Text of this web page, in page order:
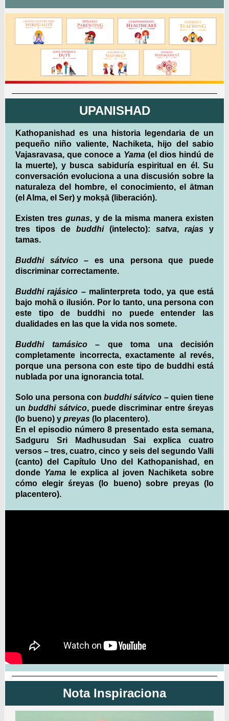
UPANISHAD
Kathopanishad es una historia legendaria de un
pequeño niño valiente, Nachiketa, hijo del sabio
Vajasravasa, que conoce a Yama (el dios hindú de
la muerte), y busca sabiduría espiritual en él. Su
conversación evoluciona a una discusión sobre la
naturaleza del hombre, el conocimiento, el ātman
(el Alma, el Ser) y mokṣā (liberación).
Existen tres gunas, y de la misma manera existen
tres tipos de buddhi (intelecto): satva, rajas y
tamas.
Buddhi sátvico– es una persona que puede
discriminar correctamente.
Buddhi rajásico – malinterpreta todo, ya que está
bajo mohā o ilusión. Por lo tanto, una persona con
este tipo de buddhi no puede entender las
dualidades en las que la vida nos somete.
Buddhi tamásico– que toma una decisión
completamente incorrecta, exactamente al revés,
porque una persona con este tipo de buddhi está
nublada por una ignorancia total.
Solo una persona con buddhi sátvico – quien tiene
unbuddhi sátvico, puede discriminar entre śreyas
(lo bueno) y preyas (lo placentero).
En el episodio número 8 presentado esta semana,
Sadguru Sri Madhusudan Sai explica cuatro
versos – tres, cuatro, cinco y seis del segundo Valli
(canto) del Capítulo Uno del Kathopanishad, en
donde Yama
le explica al joven Nachiketa sobre
cómo elegir śreyas (lo bueno) sobre preyas (lo
placentero).
Nota Inspiraciona